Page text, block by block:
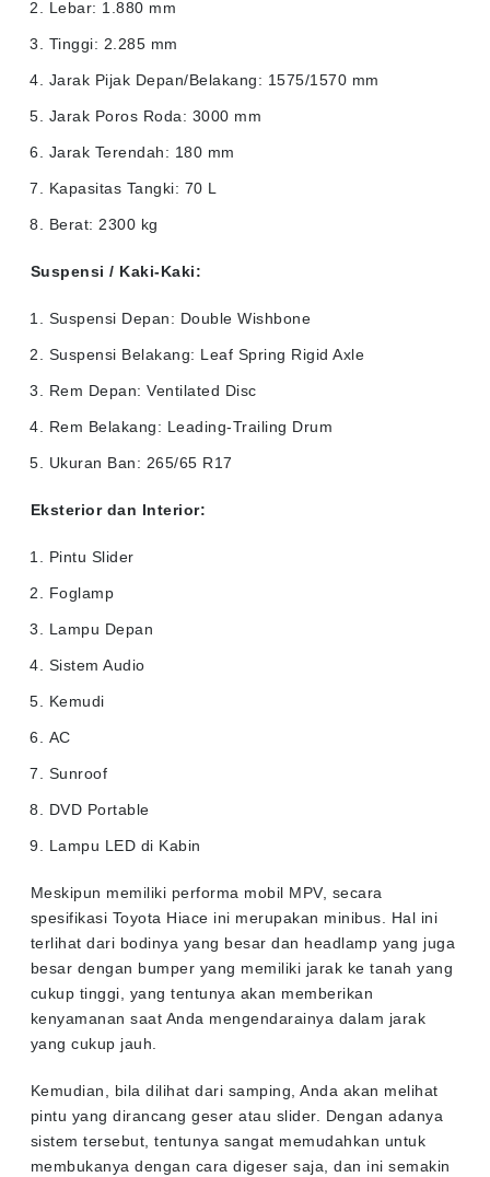
Lebar: 1.880 mm
Tinggi: 2.285 mm
Jarak Pijak Depan/Belakang: 1575/1570 mm
Jarak Poros Roda: 3000 mm
Jarak Terendah: 180 mm
Kapasitas Tangki: 70 L
Berat: 2300 kg
Suspensi / Kaki-Kaki:
Suspensi Depan: Double Wishbone
Suspensi Belakang: Leaf Spring Rigid Axle
Rem Depan: Ventilated Disc
Rem Belakang: Leading-Trailing Drum
Ukuran Ban: 265/65 R17
Eksterior dan Interior:
Pintu Slider
Foglamp
Lampu Depan
Sistem Audio
Kemudi
AC
Sunroof
DVD Portable
Lampu LED di Kabin
Meskipun memiliki performa mobil MPV, secara
spesifikasi Toyota Hiace ini merupakan minibus. Hal ini
terlihat dari bodinya yang besar dan headlamp yang juga
besar dengan bumper yang memiliki jarak ke tanah yang
cukup tinggi, yang tentunya akan memberikan
kenyamanan saat Anda mengendarainya dalam jarak
yang cukup jauh.
Kemudian, bila dilihat dari samping, Anda akan melihat
pintu yang dirancang geser atau slider. Dengan adanya
sistem tersebut, tentunya sangat memudahkan untuk
membukanya dengan cara digeser saja, dan ini semakin